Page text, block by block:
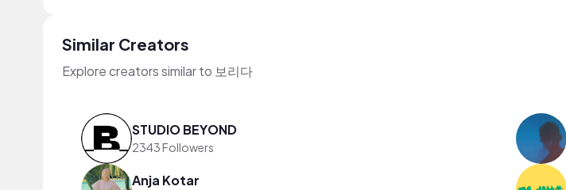
Similar Creators
Explore creators similar to 보리다
STUDIO BEYOND
2343 Followers
Anja Kotar